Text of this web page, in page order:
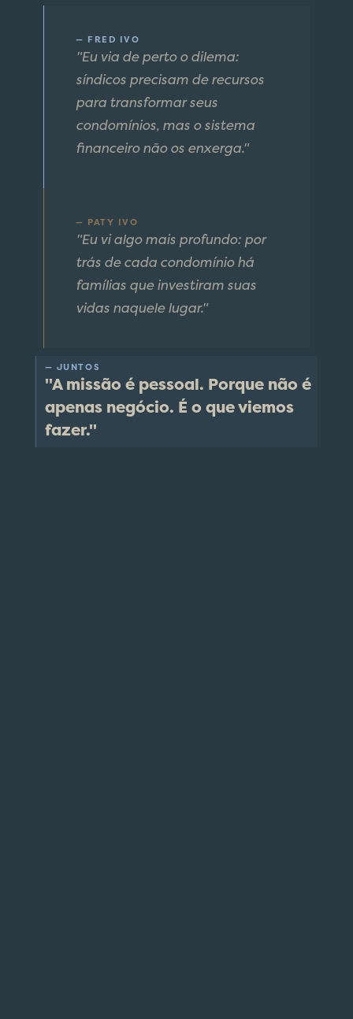
— FRED IVO
"Eu via de perto o dilema:
síndicos precisam de recursos
para transformar seus
condomínios, mas o sistema
financeiro não os enxerga."
— PATY IVO
"Eu vi algo mais profundo: por
trás de cada condomínio há
famílias que investiram suas
vidas naquele lugar."
— JUNTOS
"A missão é pessoal. Porque não é
apenas negócio. É o que viemos
fazer."